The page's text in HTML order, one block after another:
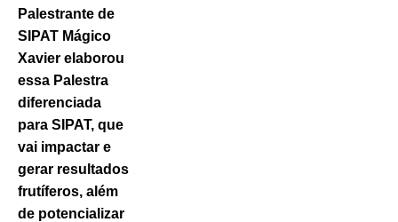
Palestrante de
SIPAT Mágico
Xavier elaborou
essa Palestra
diferenciada
para SIPAT, que
vai impactar e
gerar resultados
frutíferos, além
de potencializar